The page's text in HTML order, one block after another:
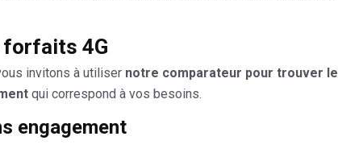
forfaits 4G
invitons à utiliser notre comparateur pour trouver le
qui correspond à vos besoins.
engagement